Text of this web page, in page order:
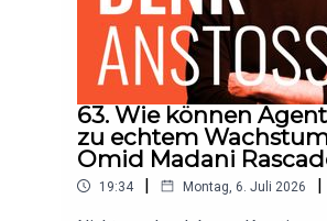
63. Wie können
zu echtem
Omid Madani
19:34 | Montag, 6. Juli 2026 |